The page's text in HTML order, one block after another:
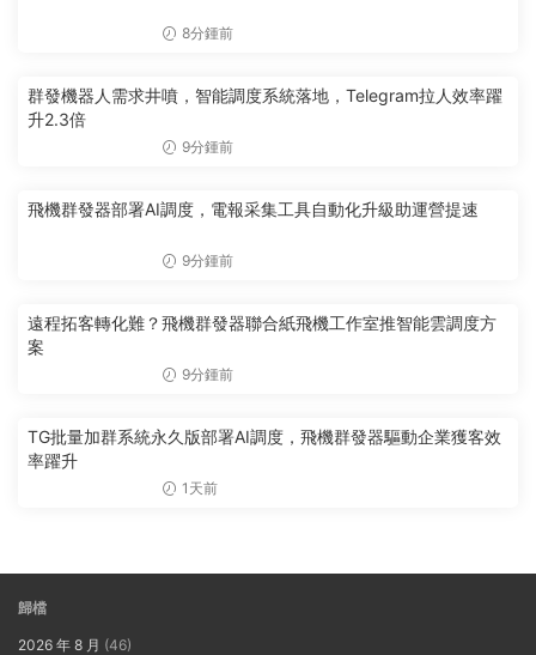
8分鍾前
群發機器人需求井噴，智能調度系統落地，Telegram拉人效率躍
升2.3倍
9分鍾前
飛機群發器部署AI調度，電報采集工具自動化升級助運營提速
9分鍾前
遠程拓客轉化難？飛機群發器聯合紙飛機工作室推智能雲調度方
案
9分鍾前
TG批量加群系統永久版部署AI調度，飛機群發器驅動企業獲客效
率躍升
1天前
歸檔
2026 年 8 月 (46)